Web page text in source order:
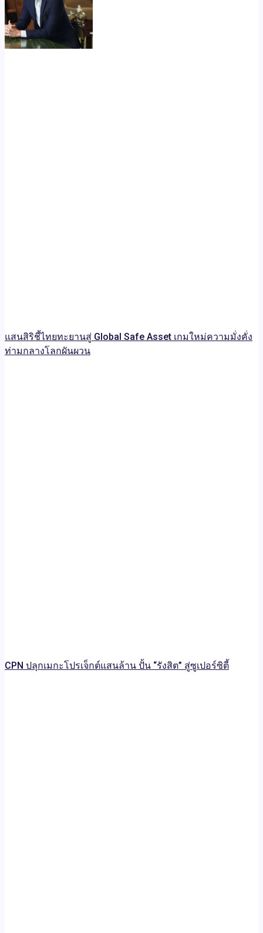
แสนสิริชี้ไทยทะยานสู่ Global Safe Asset เกมใหม่ความมั่งคั่ง
ท่ามกลางโลกผันผวน
CPN ปลุกเมกะโปรเจ็กต์แสนล้าน ปั้น “รังสิต” สู่ซูเปอร์ซิตี้